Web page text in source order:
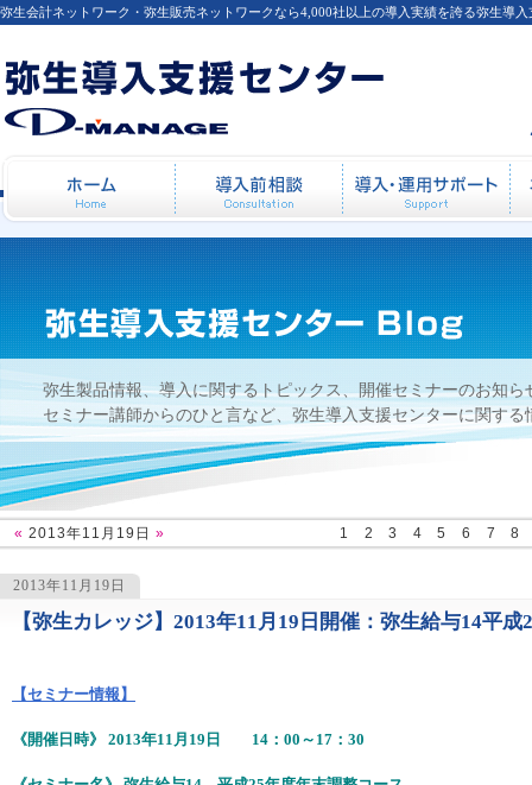
2013年11月19日
弥生会計ネットワーク・弥生販売ネットワークなら4,000社以上の導入実績を誇る弥生導
弥生製品情報、導入に関するトピックス、開催セミナーのお知ら
セミナー講師からのひと言など、弥生導入支援センターに関す
«2013年11月19日 » 1 2 3 4 5 6 7 8
2013年11月19日
【弥生カレッジ】2013年11月19日開催：弥生給与14平
【セミナー情報】
《開催日時》 2013年11月19日 14：00～17：30
ホーム 導入前相談 導